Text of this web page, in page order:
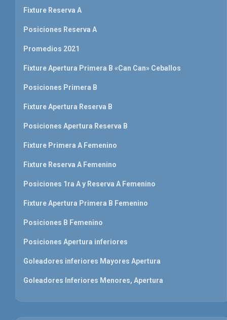
Fixture Reserva A
Posiciones Reserva A
Promedios 2021
Fixture Apertura Primera B «Can Can» Ceballos
Posiciones Primera B
Fixture Apertura Reserva B
Posiciones Apertura Reserva B
Fixture Primera A Femenino
Fixture Reserva A Femenino
Posiciones 1ra A y Reserva A Femenino
Fixture Apertura Primera B Femenino
Posiciones B Femenino
Posiciones Apertura inferiores
Goleadores inferiores Mayores Apertura
Goleadores Inferiores Menores, Apertura